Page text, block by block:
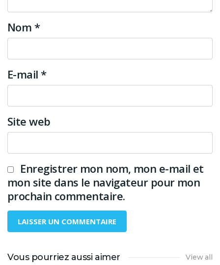
Nom *
E-mail *
Site web
Enregistrer mon nom, mon e-mail et
mon site dans le navigateur pour mon
prochain commentaire.
Vous pourriez aussi aimer View all